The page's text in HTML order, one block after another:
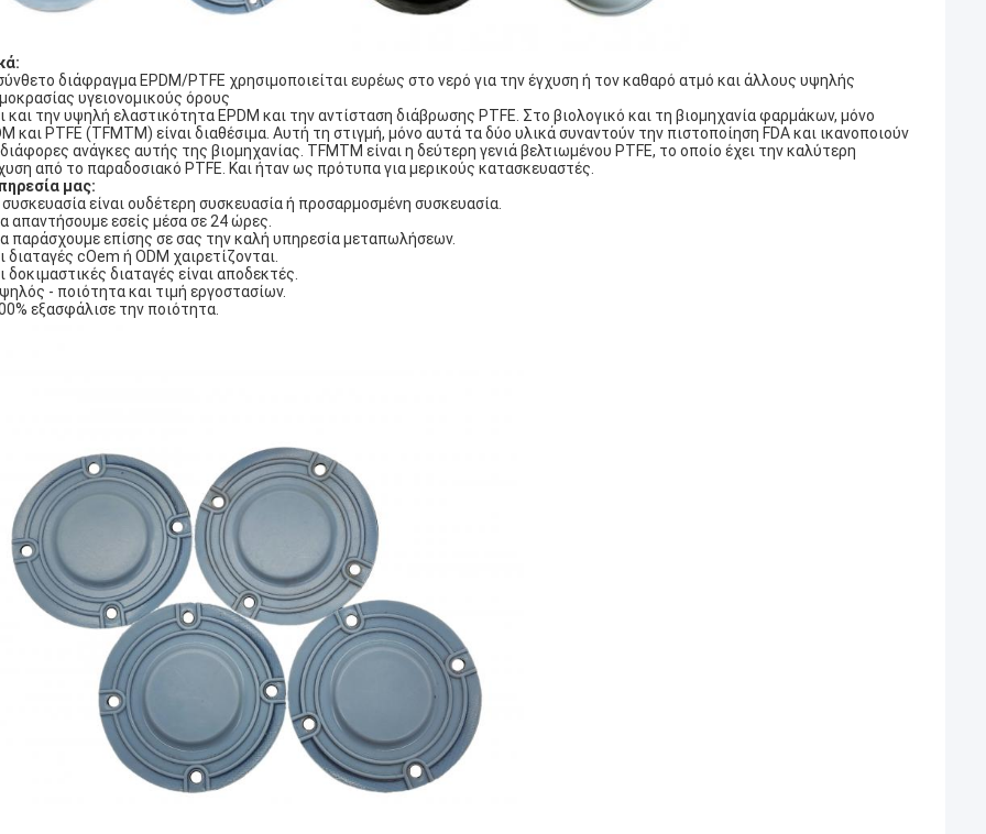
διάφραγμα EPDM/PTFE χρησιμοποιείται ευρέως στο νερό για την έγχυση ή τον καθαρό ατμό και άλλους υψηλής
υγειονομικούς όρους
και την υψηλή ελαστικότητα EPDM και την αντίσταση διάβρωσης PTFE. Στο βιολογικό και τη βιομηχανία φαρμάκων, μόνο
και PTFE (TFMTM) είναι διαθέσιμα. Αυτή τη στιγμή, μόνο αυτά τα δύο υλικά συναντούν την πιστοποίηση FDA και ικανοποιούν
ανάγκες αυτής της βιομηχανίας. TFMTM είναι η δεύτερη γενιά βελτιωμένου PTFE, το οποίο έχει την καλύτερη
από το παραδοσιακό PTFE. Και ήταν ως πρότυπα για μερικούς κατασκευαστές.
μας:
συσκευασία είναι ουδέτερη συσκευασία ή προσαρμοσμένη συσκευασία.
απαντήσουμε εσείς μέσα σε 24 ώρες.
παράσχουμε επίσης σε σας την καλή υπηρεσία μεταπωλήσεων.
διαταγές cOem ή ODM χαιρετίζονται.
δοκιμαστικές διαταγές είναι αποδεκτές.
- ποιότητα και τιμή εργοστασίων.
εξασφάλισε την ποιότητα.